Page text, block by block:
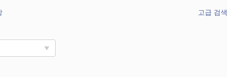
고급 검색